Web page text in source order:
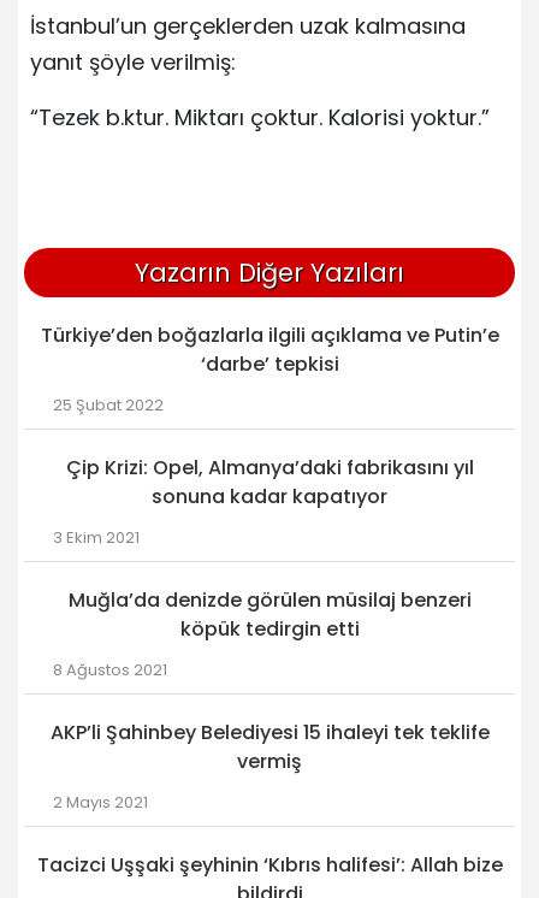
İstanbul’un gerçeklerden uzak kalmasına
yanıt şöyle verilmiş:
“Tezek b.ktur. Miktarı çoktur. Kalorisi yoktur.”
Yazarın Diğer Yazıları
Türkiye’den boğazlarla ilgili açıklama ve Putin’e
‘darbe’ tepkisi
25 Şubat 2022
Çip Krizi: Opel, Almanya’daki fabrikasını yıl
sonuna kadar kapatıyor
3 Ekim 2021
Muğla’da denizde görülen müsilaj benzeri
köpük tedirgin etti
8 Ağustos 2021
AKP’li Şahinbey Belediyesi 15 ihaleyi tek teklife
vermiş
2 Mayıs 2021
Tacizci Uşşaki şeyhinin ‘Kıbrıs halifesi’: Allah bize